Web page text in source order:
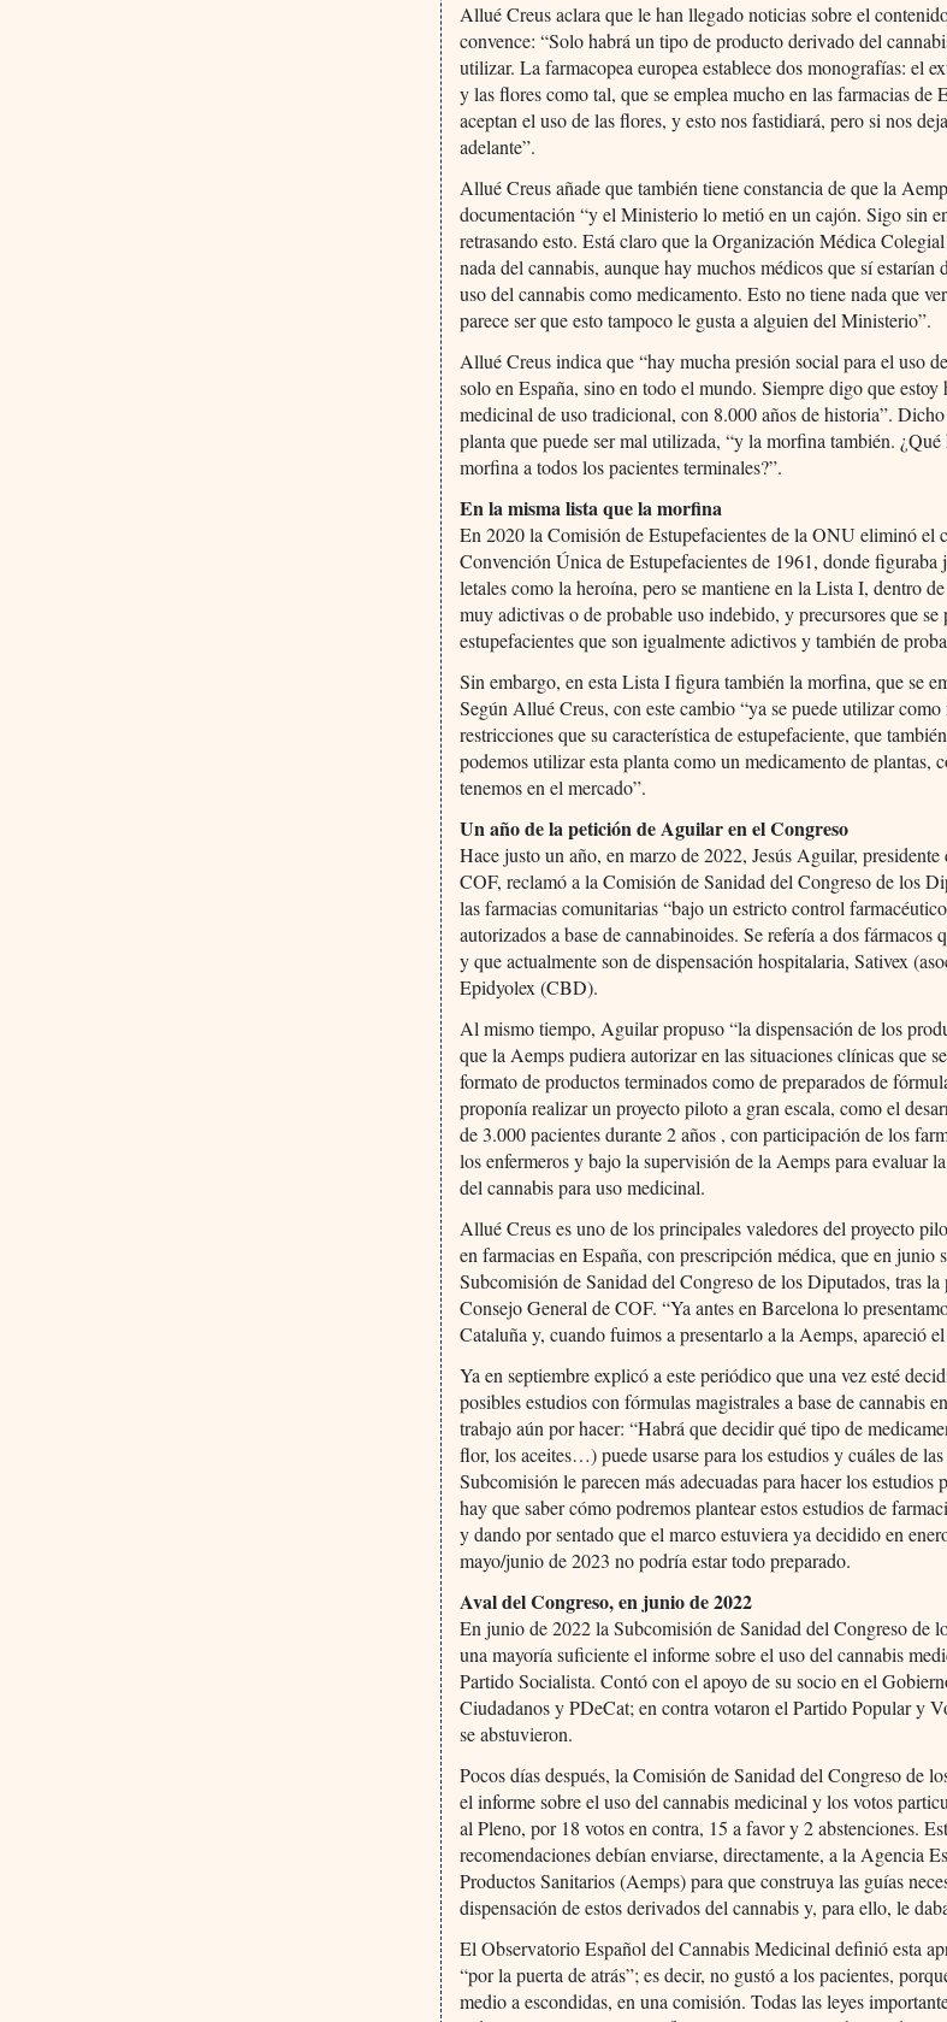
Allué Creus aclara que le han llegado noticias sobre el
convence: “Solo habrá un tipo de producto derivado del
utilizar. La farmacopea europea establece dos monografías: el
y las flores como tal, que se emplea mucho en las farmacias de
aceptan el uso de las flores, y esto nos fastidiará, pero si nos
adelante”.
Allué Creus añade que también tiene constancia de que la
documentación “y el Ministerio lo metió en un cajón. Sigo sin
retrasando esto. Está claro que la Organización Médica
nada del cannabis, aunque hay muchos médicos que sí estarían
uso del cannabis como medicamento. Esto no tiene nada que
parece ser que esto tampoco le gusta a alguien del Ministerio”.
Allué Creus indica que “hay mucha presión social para el uso
solo en España, sino en todo el mundo. Siempre digo que estoy
medicinal de uso tradicional, con 8.000 años de historia”. Dicho
planta que puede ser mal utilizada, “y la morfina también.
morfina a todos los pacientes terminales?”.
En la misma lista que la morfina
En 2020 la Comisión de Estupefacientes de la ONU eliminó el
Convención Única de Estupefacientes de 1961, donde
letales como la heroína, pero se mantiene en la Lista I, dentro
muy adictivas o de probable uso indebido, y precursores que se
estupefacientes que son igualmente adictivos y también de
Sin embargo, en esta Lista I figura también la morfina, que se
Según Allué Creus, con este cambio “ya se puede utilizar
restricciones que su característica de estupefaciente, que
podemos utilizar esta planta como un medicamento de plantas,
tenemos en el mercado”.
Un año de la petición de Aguilar en el Congreso
Hace justo un año, en marzo de 2022, Jesús Aguilar,
COF, reclamó a la Comisión de Sanidad del Congreso de los
las farmacias comunitarias “bajo un estricto control
autorizados a base de cannabinoides. Se refería a dos fármacos
y que actualmente son de dispensación hospitalaria, Sativex
Epidyolex (CBD).
Al mismo tiempo, Aguilar propuso “la dispensación de los
que la Aemps pudiera autorizar en las situaciones clínicas que
formato de productos terminados como de preparados de
proponía realizar un proyecto piloto a gran escala, como el
de 3.000 pacientes durante 2 años , con participación de los
los enfermeros y bajo la supervisión de la Aemps para evaluar
del cannabis para uso medicinal.
Allué Creus es uno de los principales valedores del proyecto
en farmacias en España, con prescripción médica, que en junio
Subcomisión de Sanidad del Congreso de los Diputados, tras
Consejo General de COF. “Ya antes en Barcelona lo
Cataluña y, cuando fuimos a presentarlo a la Aemps, apareció
Ya en septiembre explicó a este periódico que una vez esté
posibles estudios con fórmulas magistrales a base de cannabis
trabajo aún por hacer: “Habrá que decidir qué tipo de
flor, los aceites…) puede usarse para los estudios y cuáles de
Subcomisión le parecen más adecuadas para hacer los estudios
hay que saber cómo podremos plantear estos estudios de
y dando por sentado que el marco estuviera ya decidido en
mayo/junio de 2023 no podría estar todo preparado.
Aval del Congreso, en junio de 2022
En junio de 2022 la Subcomisión de Sanidad del Congreso de
una mayoría suficiente el informe sobre el uso del cannabis
Partido Socialista. Contó con el apoyo de su socio en el
Ciudadanos y PDeCat; en contra votaron el Partido Popular y
se abstuvieron.
Pocos días después, la Comisión de Sanidad del Congreso de
el informe sobre el uso del cannabis medicinal y los votos
al Pleno, por 18 votos en contra, 15 a favor y 2 abstenciones.
recomendaciones debían enviarse, directamente, a la Agencia
Productos Sanitarios (Aemps) para que construya las guías
dispensación de estos derivados del cannabis y, para ello, le
El Observatorio Español del Cannabis Medicinal definió esta
“por la puerta de atrás”; es decir, no gustó a los pacientes,
medio a escondidas, en una comisión. Todas las leyes